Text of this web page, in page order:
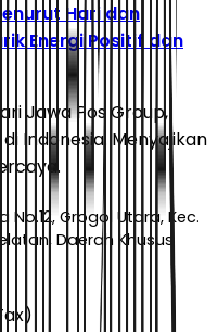
Hari dan
Energi Positif dan
Jawa Pos Group,
Indonesia. Menyajikan
No.12, Grogol Utara, Kec.
Daerah Khusus